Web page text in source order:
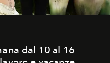
dal 10 al 16